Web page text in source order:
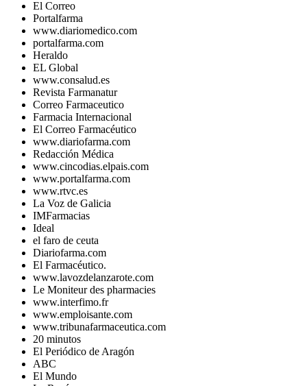
El Correo
Portalfarma
www.diariomedico.com
portalfarma.com
Heraldo
EL Global
www.consalud.es
Revista Farmanatur
Correo Farmaceutico
Farmacia Internacional
El Correo Farmacéutico
www.diariofarma.com
Redacción Médica
www.cincodias.elpais.com
www.portalfarma.com
www.rtvc.es
La Voz de Galicia
IMFarmacias
Ideal
el faro de ceuta
Diariofarma.com
El Farmacéutico.
www.lavozdelanzarote.com
Le Moniteur des pharmacies
www.interfimo.fr
www.emploisante.com
www.tribunafarmaceutica.com
20 minutos
El Periódico de Aragón
ABC
El Mundo